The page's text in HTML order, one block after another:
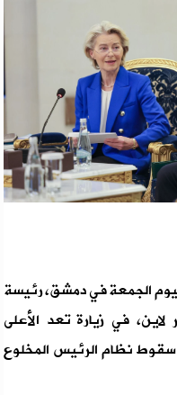
الجمعة في دمشق، رئيسة
لاين، في زيارة تعد الأعلى
نظام الرئيس المخلوع